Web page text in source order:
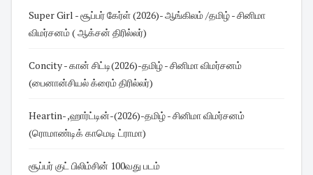
Super Girl - சூப்பர் கேர்ள் (2026)- ஆங்கிலம் /தமிழ் - சினிமா
விமர்சனம் ( ஆக்சன் திரில்லர்)
Concity - கான் சிட்டி(2026)-தமிழ் - சினிமா விமர்சனம்
(பைனான்சியல் க்ரைம் திரில்லர்)
Heartin- ,ஹார்ட்டின்-(2026)-தமிழ் - சினிமா விமர்சனம்
(ரொமாண்டிக் காமெடி ட்ராமா)
சூப்பர் குட் பிலிம்சின் 100வது படம்